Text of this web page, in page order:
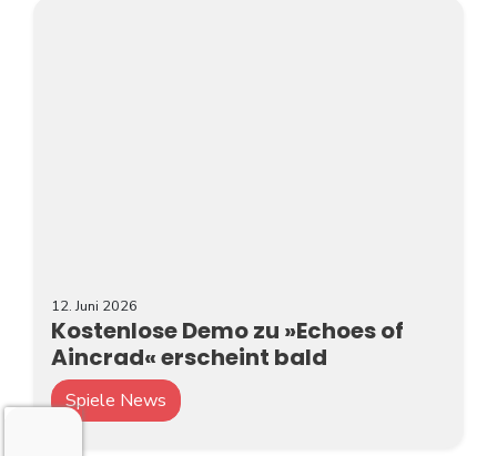
12. Juni 2026
Kostenlose Demo zu »Echoes of
Aincrad« erscheint bald
Spiele News